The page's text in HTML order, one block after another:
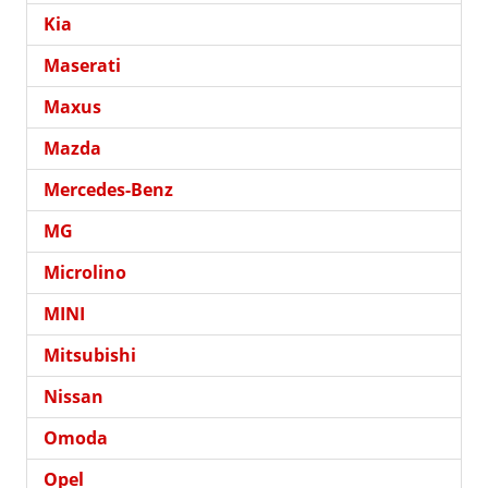
Kia
Maserati
Maxus
Mazda
Mercedes-Benz
MG
Microlino
MINI
Mitsubishi
Nissan
Omoda
Opel